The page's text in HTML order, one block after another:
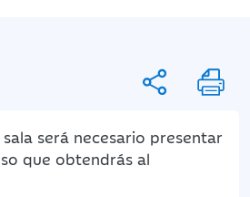
será necesario presentar
que obtendrás al